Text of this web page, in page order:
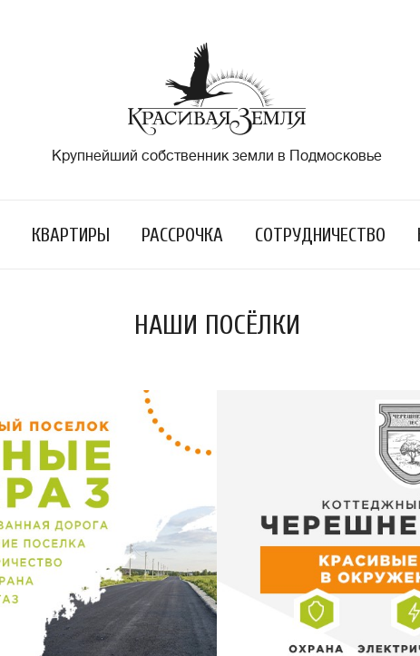
Крупнейший собственник земли в Подмосковье
КВАРТИРЫ РАССРОЧКА СОТРУДНИЧЕСТВО
НАШИ ПОСЁЛКИ